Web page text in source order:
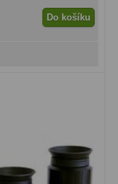
Do košíku